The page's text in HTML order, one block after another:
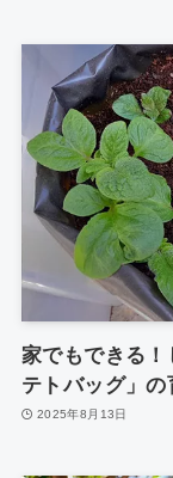
家でもできる
テトバッグ」
2025年8月13日